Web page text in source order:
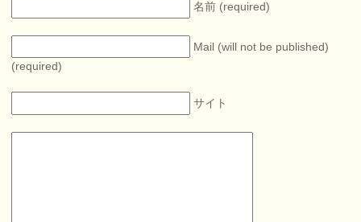
名前 (required)
Mail (will not be published)
(required)
サイト